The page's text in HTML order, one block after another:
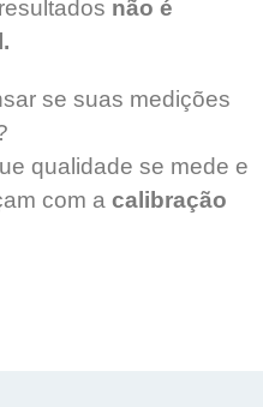
não é
se suas medições
qualidade se mede e
com a calibração